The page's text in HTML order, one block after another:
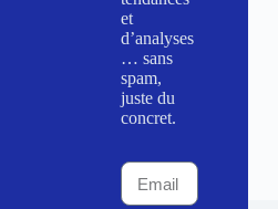
et
d’analyses
… sans
spam,
juste du
concret.